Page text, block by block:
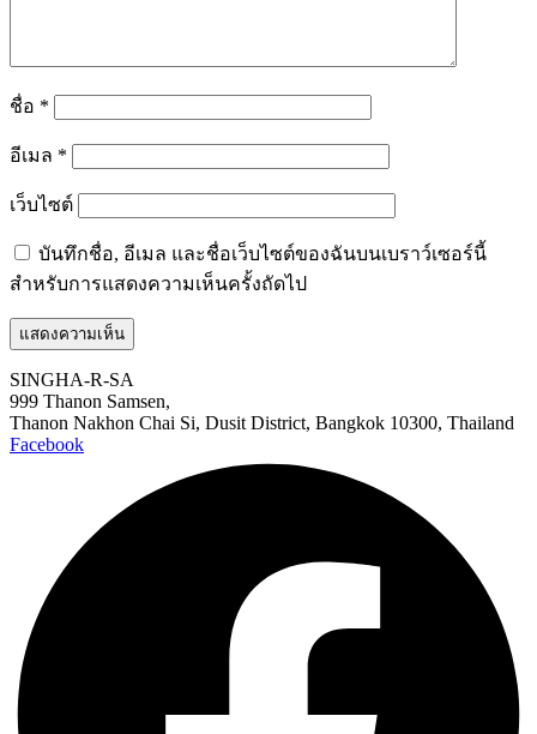
ชื่อ *
อีเมล *
เว็บไซต์
บันทึกชื่อ, อีเมล และชื่อเว็บไซต์ของฉันบนเบราว์เซอร์นี้
สำหรับการแสดงความเห็นครั้งถัดไป
SINGHA-R-SA
999 Thanon Samsen,
Thanon Nakhon Chai Si, Dusit District, Bangkok 10300, Thailand
Facebook